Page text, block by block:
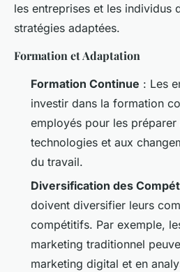
les entreprises et les individus
stratégies adaptées.
Formation et Adaptation
Formation Continue : Les
investir dans la formation
employés pour les préparer
technologies et aux
du travail.
Diversification des
doivent diversifier leurs
compétitifs. Par exemple,
marketing traditionnel
marketing digital et en